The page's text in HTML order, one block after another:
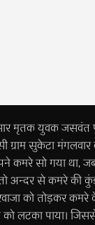
मृतक युवक जसवंत
ग्राम सुकेटा
कमरे सो गया था,
अन्दर से कमरे की
को तोड़कर
लटका पाया।